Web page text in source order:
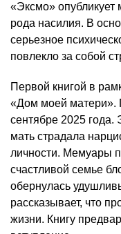
«Эксмо»
рода насилия. В
серьезное
повлекло за собой
Первой книгой в
«Дом моей матери».
сентябре 2025
мать страдала
личности. Мемуары
счастливой семье
обернулась
рассказывает, что
жизни. Книгу